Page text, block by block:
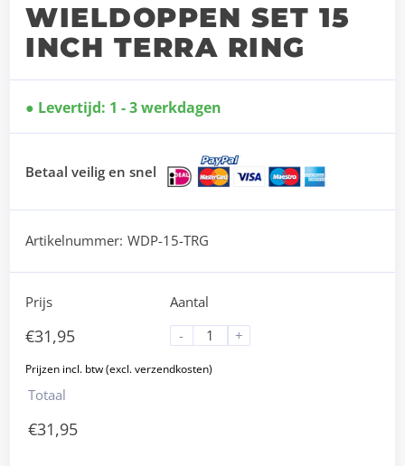
WIELDOPPEN SET 15
INCH TERRA RING
Levertijd: 1 - 3 werkdagen
Betaal veilig en snel
Artikelnummer: WDP-15-TRG
Prijs
€31,95
Aantal
-
+
Totaal
€31,95